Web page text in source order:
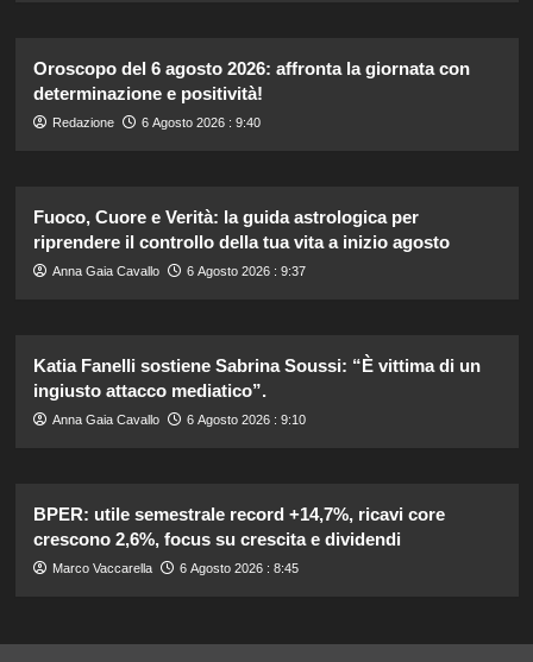
Oroscopo del 6 agosto 2026: affronta la giornata con
determinazione e positività!
Redazione 6 Agosto 2026 : 9:40
Fuoco, Cuore e Verità: la guida astrologica per
riprendere il controllo della tua vita a inizio agosto
Anna Gaia Cavallo 6 Agosto 2026 : 9:37
Katia Fanelli sostiene Sabrina Soussi: “È vittima di un
ingiusto attacco mediatico”.
Anna Gaia Cavallo 6 Agosto 2026 : 9:10
BPER: utile semestrale record +14,7%, ricavi core
crescono 2,6%, focus su crescita e dividendi
Marco Vaccarella 6 Agosto 2026 : 8:45